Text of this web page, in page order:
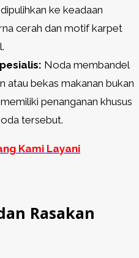
ke keadaan
cerah dan motif karpet
Noda membandel
atau bekas makanan bukan
penanganan khusus
tersebut.
Kami Layani
Rasakan